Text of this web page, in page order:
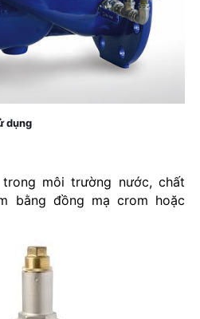
dụng
môi trường nước, chất
bằng đồng mạ crom hoặc